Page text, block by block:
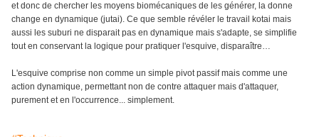
et donc de chercher les moyens biomécaniques de les générer, la donne
change en dynamique (jutai). Ce que semble révéler le travail kotai mais
aussi les suburi ne disparait pas en dynamique mais s'adapte, se simplifie
tout en conservant la logique pour pratiquer l'esquive, disparaître…
L'esquive comprise non comme un simple pivot passif mais comme une
action dynamique, permettant non de contre attaquer mais d'attaquer,
purement et en l'occurrence... simplement.